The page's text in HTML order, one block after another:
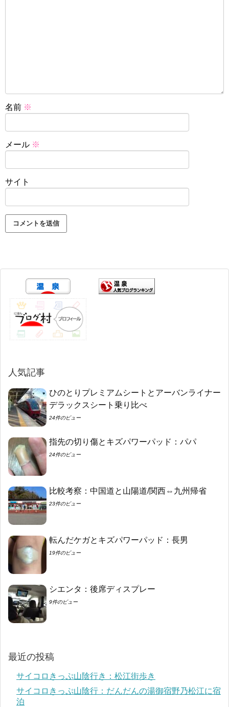
名前 ※
メール ※
サイト
人気記事
ひのとりプレミアムシートとアーバンライナー
デラックスシート乗り比べ
24件のビュー
指先の切り傷とキズパワーパッド：パパ
24件のビュー
比較考察：中国道と山陽道/関西⇔九州帰省
23件のビュー
転んだケガとキズパワーパッド：長男
19件のビュー
シエンタ：後席ディスプレー
9件のビュー
最近の投稿
サイコロきっぷ山陰行き：松江街歩き
サイコロきっぷ山陰行：だんだんの湯御宿野乃松江に宿
泊